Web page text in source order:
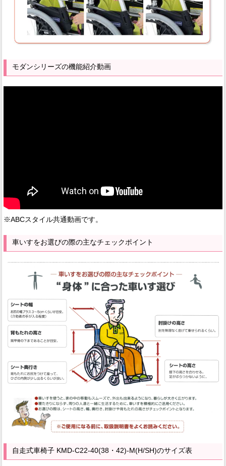
モダンシリーズの機能紹介動画
※ABCスタイル共通動画です。
車いすをお選びの際の主なチェックポイント
自走式車椅子 KMD-C22-40(38・42)-M(H/SH)のサイズ表